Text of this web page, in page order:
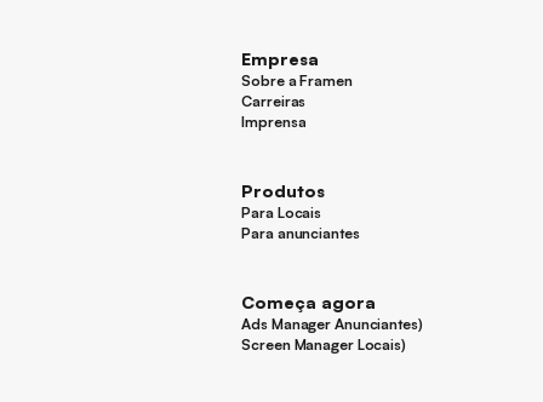
Empresa
Sobre a Framen
Sobre a Framen
Carreiras
Carreiras
Imprensa
Produtos
Para Locais
Para Locais
Para anunciantes
Começa agora
Ads Manager Anunciantes)
Ads Manager Anunciantes)
Screen Manager Locais)